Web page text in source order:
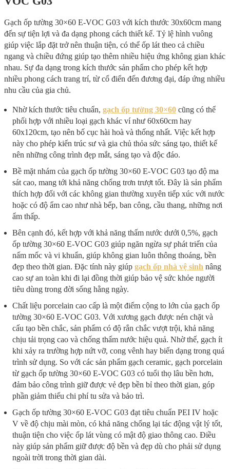
Gạch ốp tường 30×60 E-VOC G03 với kích thước 30x60cm mang
đến sự tiện lợi và đa dạng phong cách thiết kế. Tỷ lệ hình vuông
giúp việc lắp đặt trở nên thuận tiện, có thể ốp lát theo cả chiều
ngang và chiều đứng giúp tạo thêm nhiều hiệu ứng không gian khác
nhau. Sự đa dạng trong kích thước sản phẩm cho phép kết hợp
nhiều phong cách trang trí, từ cổ điển đến đương đại, đáp ứng nhiều
nhu cầu của gia chủ.
Nhờ kích thước tiêu chuẩn, gạch ốp tường 30×60 cũng có thể
phối hợp với nhiều loại gạch khác ví như 60x60cm hay
60x120cm, tạo nên bố cục hài hoà và thống nhất. Việc kết hợp
này cho phép kiến trúc sư và gia chủ thỏa sức sáng tạo, thiết kế
nên những công trình đẹp mắt, sáng tạo và độc đáo.
Bề mặt nhám của gạch ốp tường 30×60 E-VOC G03 tạo độ ma
sát cao, mang tới khả năng chống trơn trượt tốt. Đây là sản phẩm
thích hợp đối với các không gian thường xuyên tiếp xúc với nước
hoặc có độ ẩm cao như nhà bếp, ban công, cầu thang, những nơi
ẩm thấp.
Bên cạnh đó, kết hợp với khả năng thấm nước dưới 0,5%, gạch
ốp tường 30×60 E-VOC G03 giúp ngăn ngừa sự phát triển của
nấm mốc và vi khuẩn, giúp không gian luôn thông thoáng, bền
đẹp theo thời gian. Đặc tính này giúp gạch ốp nhà vệ sinh nâng
cao sự an toàn khi đi lại đồng thời giúp bảo vệ sức khỏe người
tiêu dùng trong đời sống hằng ngày.
Chất liệu porcelain cao cấp là một điểm cộng to lớn của gạch ốp
tường 30×60 E-VOC G03. Với xương gạch được nén chặt và
cấu tạo bền chắc, sản phẩm có độ rắn chắc vượt trội, khả năng
chịu tải trọng cao và chống thấm nước hiệu quả. Nhờ thế, gạch ít
khi xảy ra trường hợp nứt vỡ, cong vênh hay biến dạng trong quá
trình sử dụng. So với các sản phẩm gạch ceramic, gạch porcelain
từ gạch ốp tường 30×60 E-VOC G03 có tuổi thọ lâu bền hơn,
đảm bảo công trình giữ được vẻ đẹp bền bỉ theo thời gian, góp
phần giảm thiểu chi phí tu sửa và bảo trì.
Gạch ốp tường 30×60 E-VOC G03 đạt tiêu chuẩn PEI IV hoặc
V về độ chịu mài mòn, có khả năng chống lại tác động vật lý tốt,
thuận tiện cho việc ốp lát vùng có mật độ giao thông cao. Điều
này giúp sản phẩm giữ được độ bền và đẹp dù cho phải sử dụng
ngoài trời trong thời gian dài.